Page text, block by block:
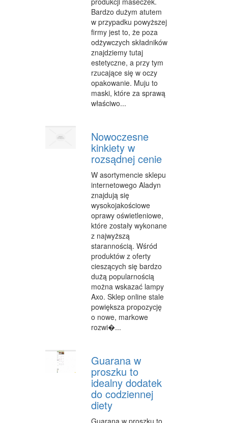
Bardzo dużym atutem
w przypadku powyższej
firmy jest to, że poza
odżywczych składników
znajdziemy tutaj
estetyczne, a przy tym
rzucające się w oczy
opakowanie. Muju to
maski, które za sprawą
właściwo...
Nowoczesne
kinkiety w
rozsądnej cenie
W asortymencie sklepu
internetowego Aladyn
znajdują się
wysokojakościowe
oprawy oświetleniowe,
które zostały wykonane
z najwyższą
starannością. Wśród
produktów z oferty
cieszących się bardzo
dużą popularnością
można wskazać lampy
Axo. Sklep online stale
powiększa propozycję
o nowe, markowe
rozwi�...
Guarana w
proszku to
idealny dodatek
do codziennej
diety
Guarana w proszku to